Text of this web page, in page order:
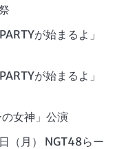
が始まるよ」
が始まるよ」
女神」公演
（月） NGT48らー